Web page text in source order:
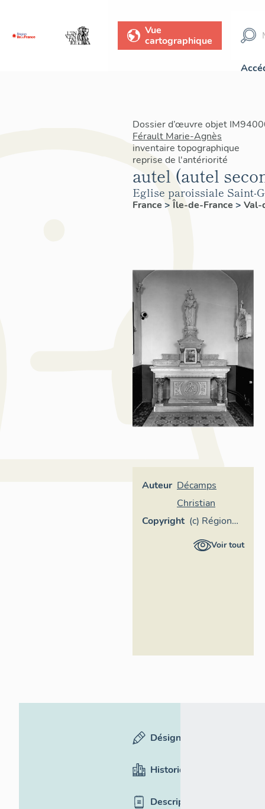
Vue
cartographique
Dossier d’œuvre objet
Férault Marie-Agnès
inventaire topographique
reprise de l'antériorité
autel (autel
Eglise paroissiale Saint-
France > Île-de-France > Val-
Auteur Décamps
Christian
Copyright (c) Région
Ile-de-Voir tout
Désignation
Historique
Description